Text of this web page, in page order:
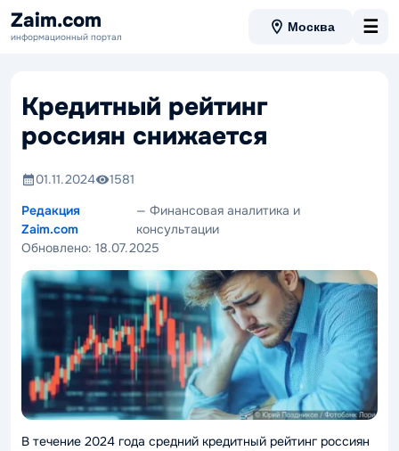
Zaim.com
информационный портал
Москва ☰
Кредитный рейтинг
россиян снижается
01.11.2024
1581
Редакция
Zaim.com
— Финансовая аналитика и
консультации
Обновлено: 18.07.2025
В течение 2024 года средний кредитный рейтинг россиян